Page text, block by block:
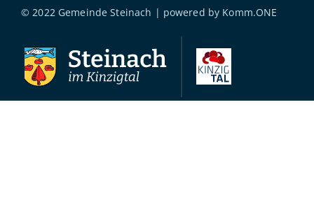
© 2022 Gemeinde Steinach | powered by Komm.ONE